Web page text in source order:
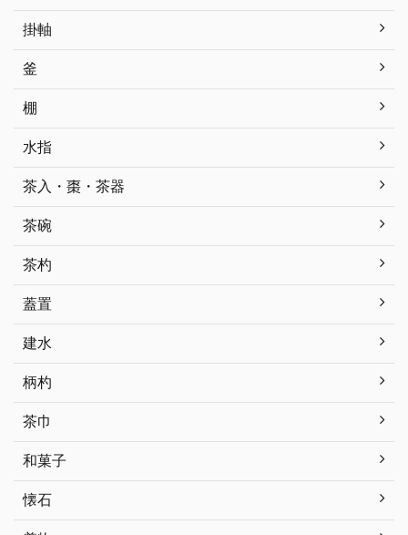
掛軸
釜
棚
水指
茶入・棗・茶器
茶碗
茶杓
蓋置
建水
柄杓
茶巾
和菓子
懐石